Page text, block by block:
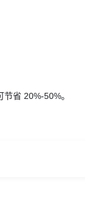
省 20%-50%。